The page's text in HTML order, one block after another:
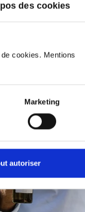
des cookies
cookies. Mentions
Marketing
autoriser